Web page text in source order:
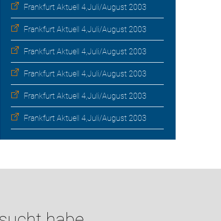
Frankfurt Aktuell 4,Juli/August 2003
Frankfurt Aktuell 4,Juli/August 2003
Frankfurt Aktuell 4,Juli/August 2003
Frankfurt Aktuell 4,Juli/August 2003
Frankfurt Aktuell 4,Juli/August 2003
Frankfurt Aktuell 4,Juli/August 2003